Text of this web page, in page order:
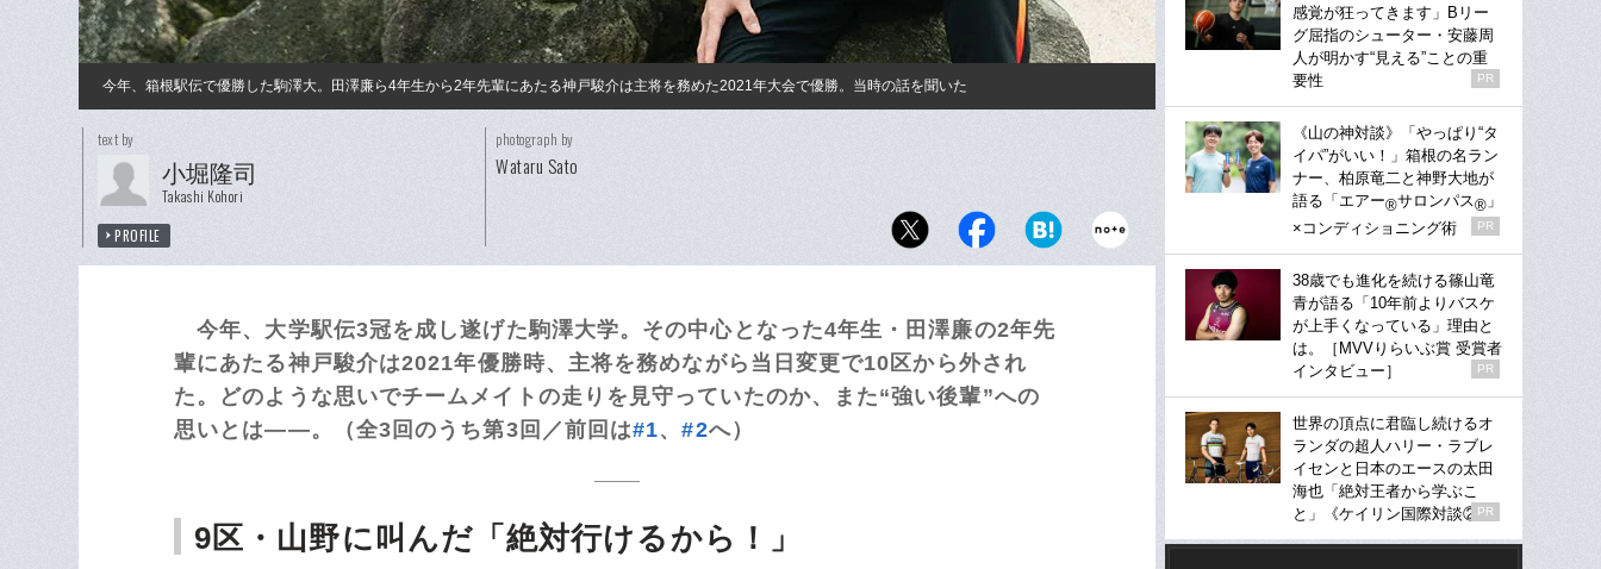
今年、箱根駅伝で優勝した駒澤大。田澤廉ら4年生から2年先輩にあたる神戸駿介は主将を務めた2021年大会で優勝。当時の話を聞いた
text by
小堀隆司
Takashi Kohori
PROFILE
photograph by
Wataru Sato
今年、大学駅伝3冠を成し遂げた駒澤大学。その中心となった4年生・田澤廉の2年先
輩にあたる神戸駿介は2021年優勝時、主将を務めながら当日変更で10区から外され
た。どのような思いでチームメイトの走りを見守っていたのか、また“強い後輩”への
思いとは――。（全3回のうち第3回／前回は#1、#2へ）
9区・山野に叫んだ「絶対行けるから！」
感覚が狂ってきます」Bリー
グ屈指のシューター・安藤周
人が明かす“見える”ことの重
要性
PR
《山の神対談》「やっぱり“タ
イパ”がいい！」箱根の名ラン
ナー、柏原竜二と神野大地が
語る「エアー®サロンパス® 」
×コンディショニング術
PR
38歳でも進化を続ける篠山竜
青が語る「10年前よりバスケ
が上手くなっている」理由と
は。［MVVりらいぶ賞 受賞者
インタビュー］
PR
世界の頂点に君臨し続けるオ
ランダの超人ハリー・ラブレ
イセンと日本のエースの太田
海也「絶対王者から学ぶこ
と」《ケイリン国際対談②》
PR